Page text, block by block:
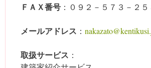
ＦＡＸ番号 ：０９２－５７３－２５
メールアドレス ：
取扱サービス ：